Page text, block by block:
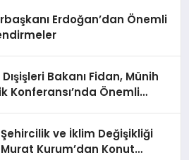
Erdoğan’dan Önemli
Bakanı Fidan, Münih
Konferansı’nda Önemli
Şehircilik ve İklim Değişikliği
Murat Kurum’dan Konut